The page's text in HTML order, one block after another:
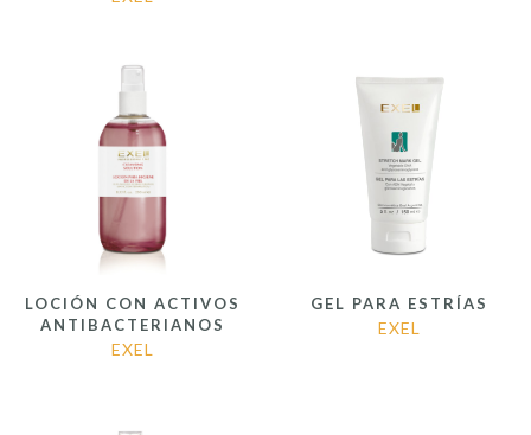
LOCIÓN CON ACTIVOS
ANTIBACTERIANOS
EXEL
GEL PARA ESTRÍAS
EXEL